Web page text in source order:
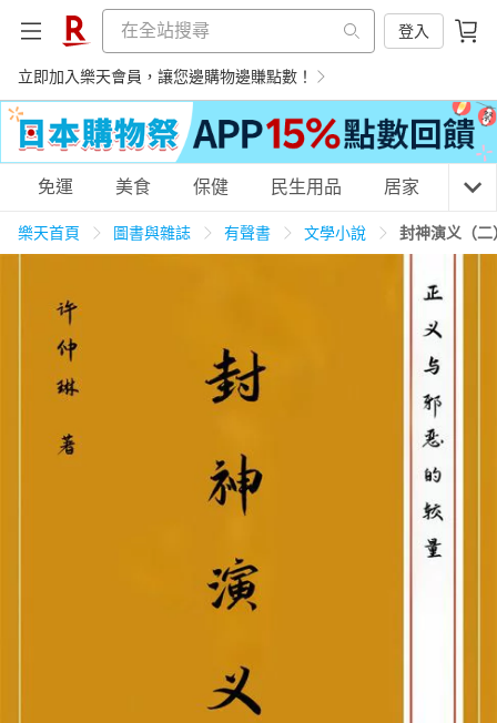
登入
立即加入樂天會員，讓您邊購物邊賺點數！
購物網分類
天天免運 民生用品
居家生活 3C家電 親子玩具
情趣用品
電子/紙本書
免運 美食 保健 民生用品 居家 3C
樂天首頁 圖書與雜誌 有聲書 文學小說 封神演义（